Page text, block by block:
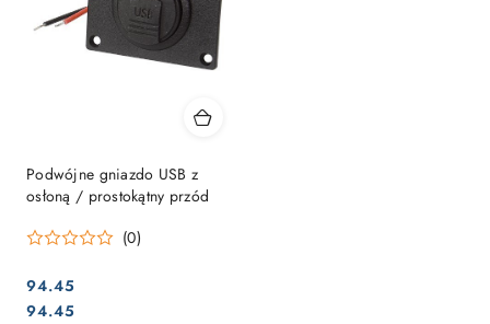
Podwójne gniazdo USB z
osłoną / prostokątny przód
(0)
Cena:
94.45
Cena:
94.45